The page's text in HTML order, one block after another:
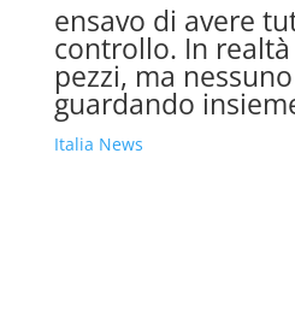
ensavo di avere
controllo. In
pezzi, ma
guardando
Italia News